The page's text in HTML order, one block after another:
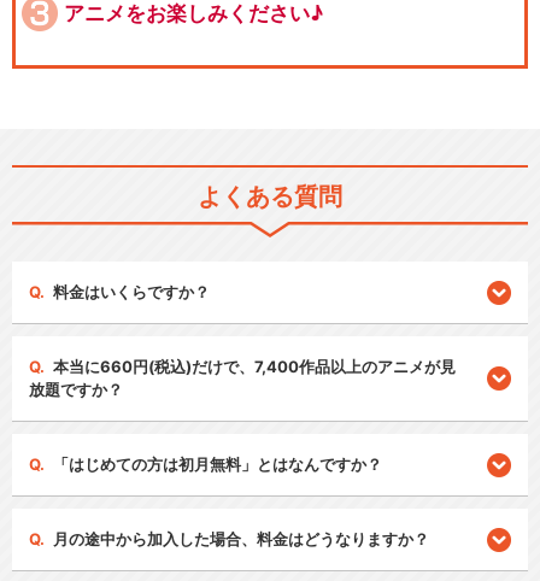
アニメをお楽しみください♪
よくある質問
料金はいくらですか？
本当に660円(税込)だけで、7,400作品以上のアニメが見
放題ですか？
「はじめての方は初月無料」とはなんですか？
月の途中から加入した場合、料金はどうなりますか？